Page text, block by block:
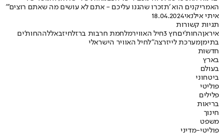
האמריקנים הוא 'תזכרו שהגנו עליכם - אתם לא עושים מה שאתם רוצים'"
איתי אילנאי18.04.2024
תגיות קשורות
איראןהחות'יםחץ 3 חיל האווירמלחמת חרבות ברזלחיזבאללההחות'ים
בתימןמערכת לייזרצה"לחיל האוויר הישראלי
חדשות
בארץ
בעולם
ביטחוני
פוליטי
פלילים
בריאות
חינוך
משפט
פוליטי-מדיני